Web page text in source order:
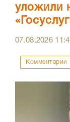
уложили
07.08.2026
Комментарии